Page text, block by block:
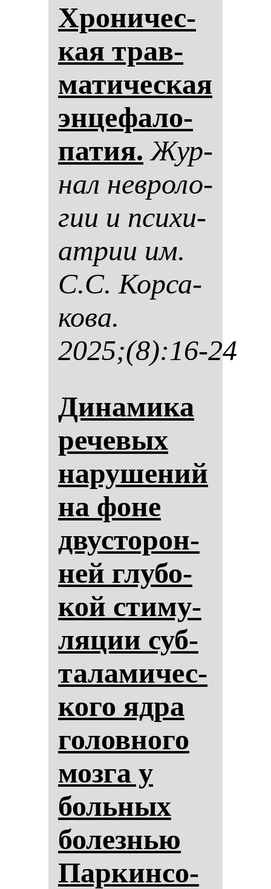
Хро­ни­чес­
кая трав­
ма­ти­чес­кая
эн­це­фа­ло­
па­тия. Жур­
нал нев­ро­ло­
гии и пси­хи­
ат­рии им.
С.С. Кор­са­
ко­ва.
2025;(8):16-24
Ди­на­ми­ка
ре­че­вых
на­ру­ше­ний
на фо­не
двус­то­рон­
ней глу­бо­
кой сти­му­
ля­ции суб­
та­ла­ми­чес­
ко­го яд­ра
го­лов­но­го
моз­га у
боль­ных
бо­лез­нью
Пар­кин­со­